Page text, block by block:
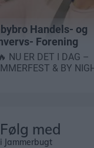
Følg med
i Jammerbugt